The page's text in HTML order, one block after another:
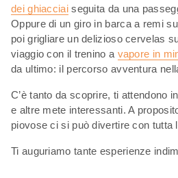
dei ghiacciaiseguita da una
Oppure di un giro in barca a remi
poi grigliare un delizioso cervelas
viaggio con il trenino a vapore in
da ultimo: il percorso avventura
C’è tanto da scoprire, ti attendono
e altre mete interessanti. A
piovose ci si può divertire con tutta
Ti auguriamo tante esperienze